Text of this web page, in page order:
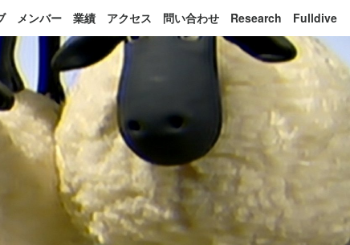
メンバー 業績 アクセス 問い合わせ Research Fulldive